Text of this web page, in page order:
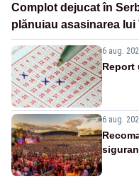
Complot dejucat în
plănuiau asasinarea lui
6 aug.
Report
6 aug.